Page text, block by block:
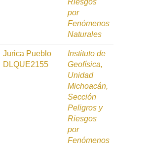
Riesgos
por
Fenómenos
Naturales
Jurica Pueblo
DLQUE2155
Instituto de
Geofísica,
Unidad
Michoacán,
Sección
Peligros y
Riesgos
por
Fenómenos